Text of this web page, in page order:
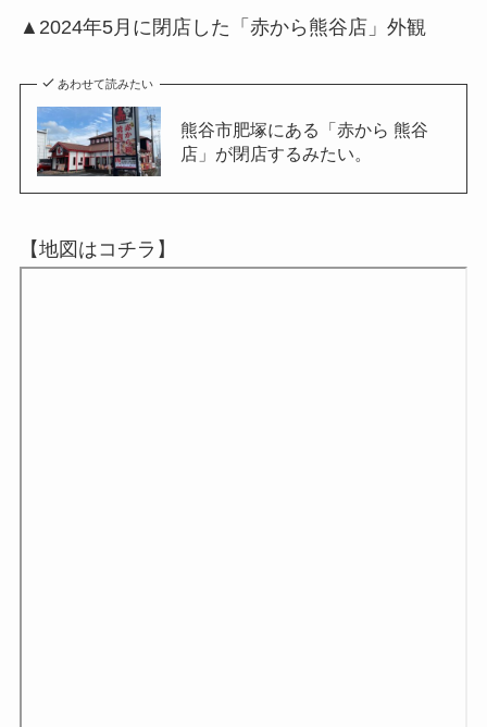
▲2024年5月に閉店した「赤から熊谷店」外観
あわせて読みたい
熊谷市肥塚にある「赤から 熊谷
店」が閉店するみたい。
【地図はコチラ】